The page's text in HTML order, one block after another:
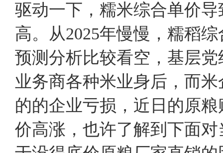
驱动一下，糯米综合单价
高。从2025年慢慢，糯稻
预测分析比较看空，基层
业务商各种米业身后，而
的的企业亏损，近日的原
价高涨，也许了解到下面